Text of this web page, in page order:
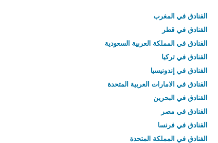
الفنادق في المغرب
الفنادق في قطر
الفنادق في المملكة العربية السعودية
الفنادق في تركيا
الفنادق في إندونيسيا
الفنادق في الامارات العربية المتحدة
الفنادق في البحرين
الفنادق في مصر
الفنادق في فرنسا
الفنادق في المملكة المتحدة